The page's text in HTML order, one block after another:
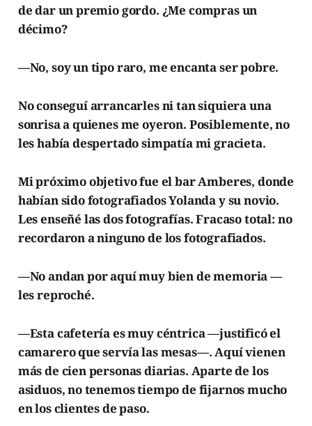
de dar un premio gordo. ¿Me compras un
décimo?
—No, soy un tipo raro, me encanta ser pobre.
No conseguí arrancarles ni tan siquiera una
sonrisa a quienes me oyeron. Posiblemente, no
les había despertado simpatía mi gracieta.
Mi próximo objetivo fue el bar Amberes, donde
habían sido fotografiados Yolanda y su novio.
Les enseñé las dos fotografías. Fracaso total: no
recordaron a ninguno de los fotografiados.
—No andan por aquí muy bien de memoria —
les reproché.
—Esta cafetería es muy céntrica —justificó el
camarero que servía las mesas—. Aquí vienen
más de cien personas diarias. Aparte de los
asiduos, no tenemos tiempo de fijarnos mucho
en los clientes de paso.